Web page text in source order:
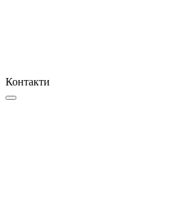
Контакти